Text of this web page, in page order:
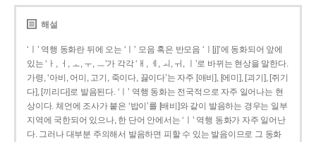
해설
‘ㅣ’ 역행 동화란 뒤에 오는 ‘ㅣ’ 모음 혹은 반모음 ‘ㅣ[j]’에 동화되어 앞에
있는 ‘ㅏ, ㅓ, ㅗ, ㅜ, ㅡ’가 각각 ‘ㅐ, ㅔ, ㅚ, ㅟ, ㅣ’로 바뀌는 현상을 말한다.
가령, ‘아비, 어미, 고기, 죽이다, 끓이다’는 자주 [애비], [에미], [괴기], [쥐기
다], [끼리다]로 발음된다. ‘ㅣ’ 역행 동화는 전국적으로 자주 일어나는 현
상이다. 체언에 조사가 붙은 ‘밥이’를 [배비]와 같이 발음하는 경우는 일부
지역에 국한되어 있으나, 한 단어 안에서는 ‘ㅣ’ 역행 동화가 자주 일어난
다. 그러나 대부분 주의해서 발음하면 피할 수 있는 발음이므로 그 동화